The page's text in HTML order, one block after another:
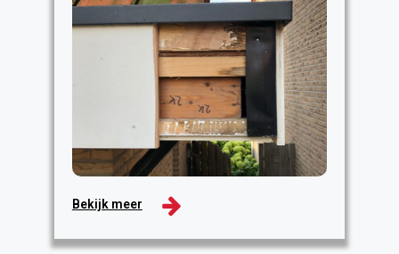
Bekijk meer